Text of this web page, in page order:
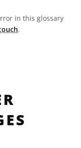
in this glossary
.